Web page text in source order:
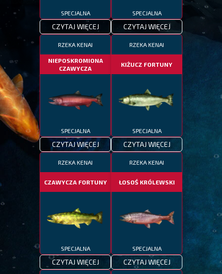
SPECJALNA
CZYTAJ WIĘCEJ
SPECJALNA
CZYTAJ WIĘCEJ
RZEKA KENAI
NIEPOSKROMIONA
CZAWYCZA
SPECJALNA
CZYTAJ WIĘCEJ
RZEKA KENAI
KIŻUCZ FORTUNY
SPECJALNA
CZYTAJ WIĘCEJ
RZEKA KENAI
CZAWYCZA FORTUNY
SPECJALNA
CZYTAJ WIĘCEJ
RZEKA KENAI
ŁOSOŚ KRÓLEWSKI
SPECJALNA
CZYTAJ WIĘCEJ